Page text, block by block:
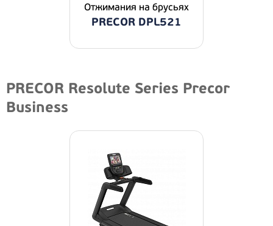
Отжимания на брусьях
PRECOR DPL521
PRECOR Resolute Series Precor
Business